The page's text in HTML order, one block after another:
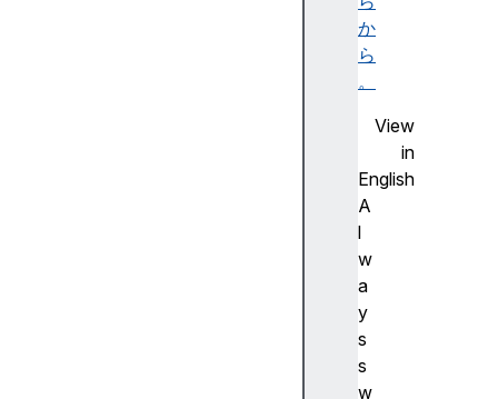
か
ら
。
View
in
English
A
l
w
a
y
s
s
w